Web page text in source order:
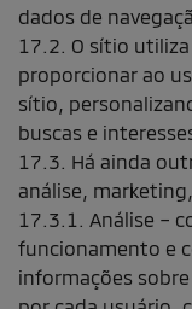
dados de
17.2. O sítio
proporcionar ao
sítio,
buscas e
17.3. Há ainda
análise,
17.3.1. Análise –
funcionamento e
informações